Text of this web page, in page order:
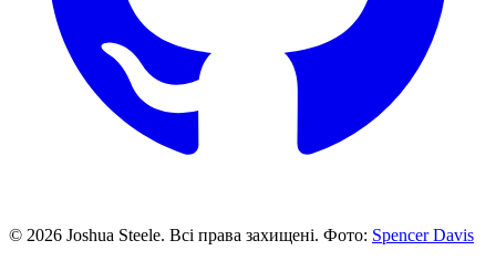
© 2026 Joshua Steele. Всі права захищені. Фото: Spencer Davis